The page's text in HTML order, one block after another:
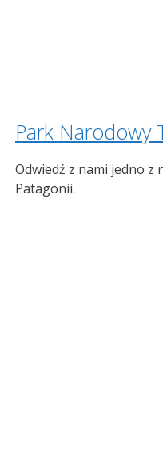
Park Narodowy
Odwiedź z nami jedno z
Patagonii.